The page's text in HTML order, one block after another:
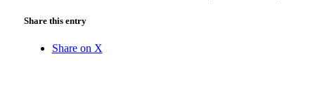
Share this entry
Share on X